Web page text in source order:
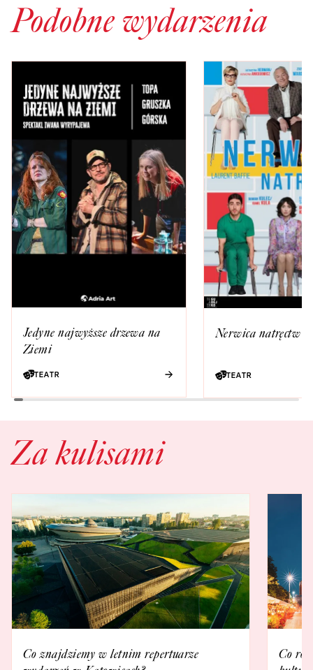
Podobne wydarzenia
Jedyne najwyższe drzewa na
Ziemi
TEATR
Nerwica natręctw
TEATR
Za kulisami
Co znajdziemy w letnim repertuarze
Co